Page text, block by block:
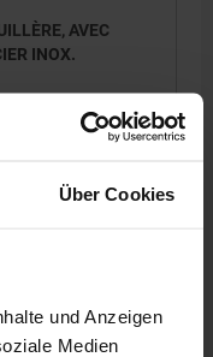
Über Cookies
und Anzeigen
Medien
AVEC
INOX.
FORME=A